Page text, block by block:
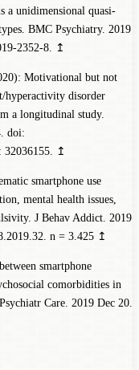
a unidimensional quasi-
BMC Psychiatry. 2019
2352-8. ↥
Motivational but not
hyperactivity disorder
a longitudinal study.
doi:
32036155. ↥
smartphone use
mental health issues,
J Behav Addict. 2019
n = 3.425 ↥
smartphone
comorbidities in
Care. 2019 Dec 20.